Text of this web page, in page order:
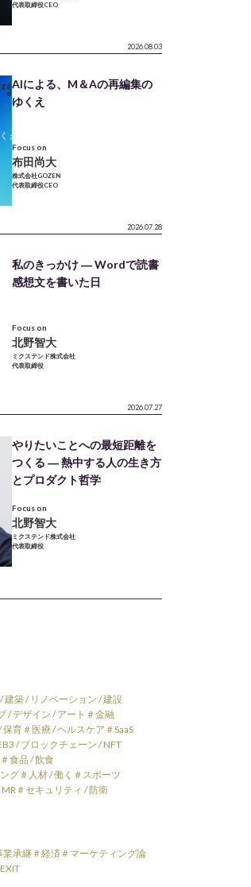
代表取締役CEO
2026.08.03
AIによる、M＆Aの再編集の
ゆくえ
Focus on
布田尚大
株式会社GOZEN
代表取締役CEO
2026.07.28
私のきっかけ ― Wordで読書
感想文を書いた日
Focus on
北野智大
ミクステンド株式会社
代表取締役
2026.07.27
やりたいことへの最短距離を
つくる ― 熱中する人の生き方
とプロダクト哲学
Focus on
北野智大
ミクステンド株式会社
代表取締役
建築 / リノベーション / 建設
/ デザイン / アート ＃金融
保育＃医療 / ヘルスケア ＃SaaS
/ ブロックチェーン / NFT
＃食品 / 飲食
グ ＃人材 / 働く ＃スポーツ
MR＃セキュリティ / 防衛
業承継 ＃経済 ＃マーケティング論